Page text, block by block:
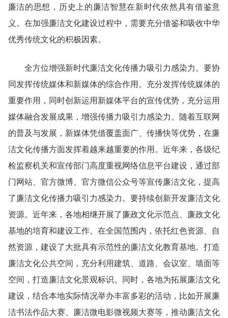
廉洁的思想，历史上的廉洁智慧在新时代依然具有借鉴意
义。在加强廉洁文化建设过程中，需要充分借鉴和吸收中华
优秀传统文化的积极因素。
全方位增强新时代廉洁文化传播力吸引力感染力。要协
同发挥传统媒体和新媒体的综合作用。充分发挥传统媒体的
重要作用，同时创新运用新媒体平台的宣传优势，充分运用
媒体融合发展成果，增强传播力吸引力感染力。随着互联网
的普及与发展，新媒体凭借覆盖面广、传播快等优势，在廉
洁文化传播方面发挥着越来越重要的作用。近年来，各级纪
检监察机关和宣传部门高度重视网络信息平台建设，通过部
门网站、官方微博、官方微信公众号等宣传廉洁文化，提高
了廉洁文化传播力吸引力感染力。要持续创新开发廉洁文化
资源。近年来，各地相继开展了廉政文化示范点、廉政文化
基地的培育和建设工作。在全国范围内，依托红色资源、自
然资源，建设了大批具有示范性的廉洁文化教育基地。打造
廉洁文化公共空间，充分利用建筑、道路、会议室、墙面等
空间，打造廉洁文化景观标识。同时，各地为拓展廉洁文化
建设，结合本地实际情况举办丰富多彩的活动，比如开展廉
洁书法作品大赛、廉洁微电影微视频大赛等，推动廉洁文化